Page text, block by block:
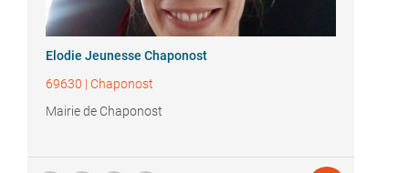
Elodie Jeunesse Chaponost
69630 | Chaponost
Mairie de Chaponost